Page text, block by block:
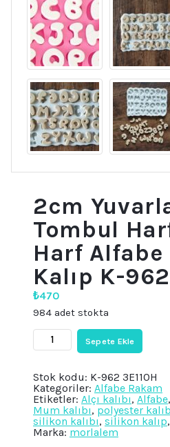
2cm
Tombul
Harf
Kalıp K-962
₺470
984 adet stokta
2cm
Yuvarlak
Mini
Harf
Alfabe
Silikon
Kalıp
K-
Sepete Ekle
Stok kodu: K-962 3E110H
Kategoriler: Alfabe Rakam
Etiketler: Alçı kalıbı, Alfabe,
Mum kalıbı, polyester
silikon kalıbı, silikon kalıp,
Marka: morlalem